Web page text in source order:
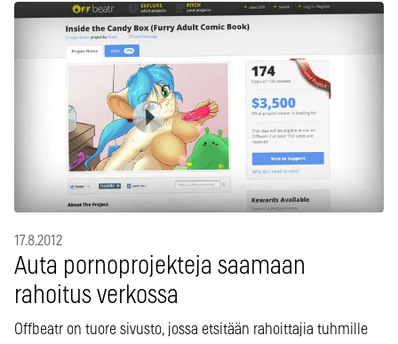
17.8.2012
Auta pornoprojekteja saamaan
rahoitus verkossa
Offbeatr on tuore sivusto, jossa etsitään rahoittajia tuhmille